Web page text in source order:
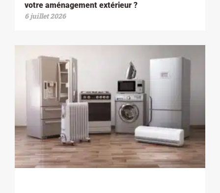
votre aménagement extérieur ?
6 juillet 2026